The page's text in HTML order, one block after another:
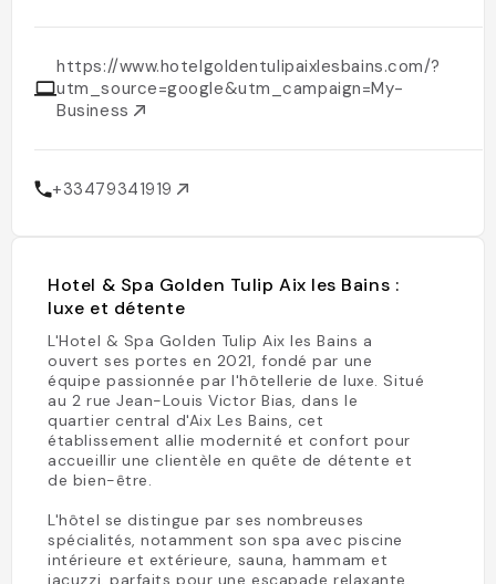
https://www.hotelgoldentulipaixlesbains.com/?
utm_source=google&utm_campaign=My-
Business
+33479341919
Hotel & Spa Golden Tulip Aix les Bains :
luxe et détente
L'Hotel & Spa Golden Tulip Aix les Bains a
ouvert ses portes en 2021, fondé par une
équipe passionnée par l'hôtellerie de luxe. Situé
au 2 rue Jean-Louis Victor Bias, dans le
quartier central d'Aix Les Bains, cet
établissement allie modernité et confort pour
accueillir une clientèle en quête de détente et
de bien-être.
L'hôtel se distingue par ses nombreuses
spécialités, notamment son spa avec piscine
intérieure et extérieure, sauna, hammam et
jacuzzi, parfaits pour une escapade relaxante.